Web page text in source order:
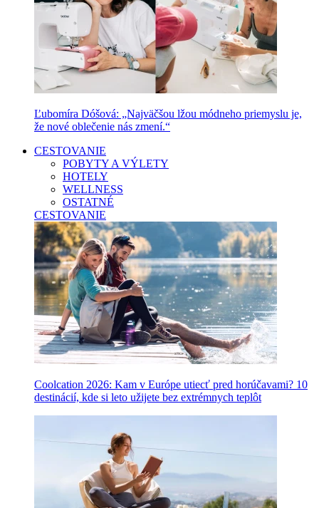
Ľubomíra Dóšová: „Najväčšou lžou módneho priemyslu je,
že nové oblečenie nás zmení.“
CESTOVANIE
POBYTY A VÝLETY
HOTELY
WELLNESS
OSTATNÉ
CESTOVANIE
Coolcation 2026: Kam v Európe utiecť pred horúčavami? 10
destinácií, kde si leto užijete bez extrémnych teplôt